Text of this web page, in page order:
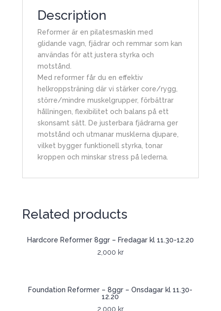
Description
Reformer är en pilatesmaskin med
glidande vagn, fjädrar och remmar som kan
användas för att justera styrka och
motstånd.
Med reformer får du en effektiv
helkroppsträning där vi stärker core/rygg,
större/mindre muskelgrupper, förbättrar
hållningen, flexibilitet och balans på ett
skonsamt sätt. De justerbara fjädrarna ger
motstånd och utmanar musklerna djupare,
vilket bygger funktionell styrka, tonar
kroppen och minskar stress på lederna.
Related products
Hardcore Reformer 8ggr – Fredagar kl 11.30-12.20
2,000 kr
Foundation Reformer – 8ggr – Onsdagar kl 11.30-
12.20
2,000 kr